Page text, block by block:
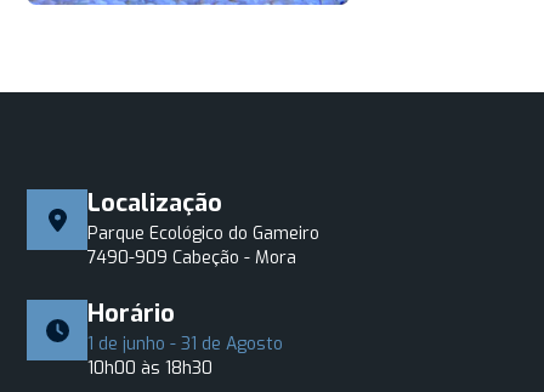
Localização
Parque Ecológico do Gameiro
7490-909 Cabeção - Mora
Horário
1 de junho - 31 de Agosto
10h00 às 18h30